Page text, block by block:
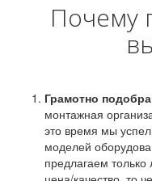
Почему
Грамотно
монтажная
это время мы
моделей
предлагаем